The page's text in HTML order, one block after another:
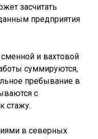
засчитать
предприятия
и вахтовой
суммируются,
пребывание в
с
стажу.
в северных